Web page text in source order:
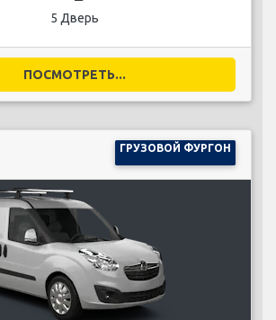
5 Дверь
ПОСМОТРЕТЬ...
ГРУЗОВОЙ ФУРГОН